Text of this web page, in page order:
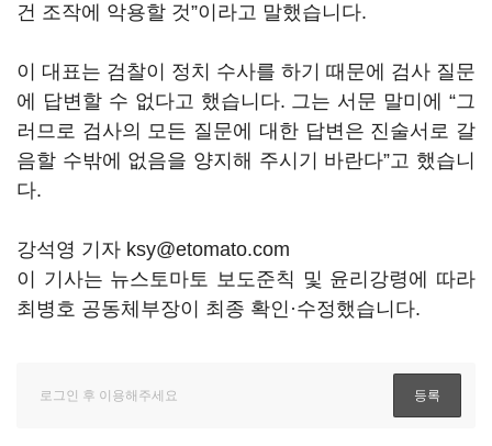
건 조작에 악용할 것”이라고 말했습니다.
이 대표는 검찰이 정치 수사를 하기 때문에 검사 질문
에 답변할 수 없다고 했습니다. 그는 서문 말미에 “그
러므로 검사의 모든 질문에 대한 답변은 진술서로 갈
음할 수밖에 없음을 양지해 주시기 바란다”고 했습니
다.
강석영 기자 ksy@etomato.com
이 기사는 뉴스토마토 보도준칙 및 윤리강령에 따라
최병호 공동체부장이 최종 확인·수정했습니다.